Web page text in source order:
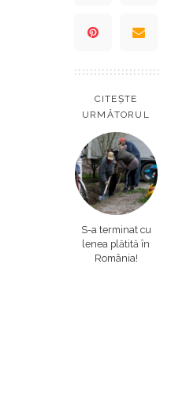
CITEȘTE
URMĂTORUL
S-a terminat cu
lenea plătită în
România!